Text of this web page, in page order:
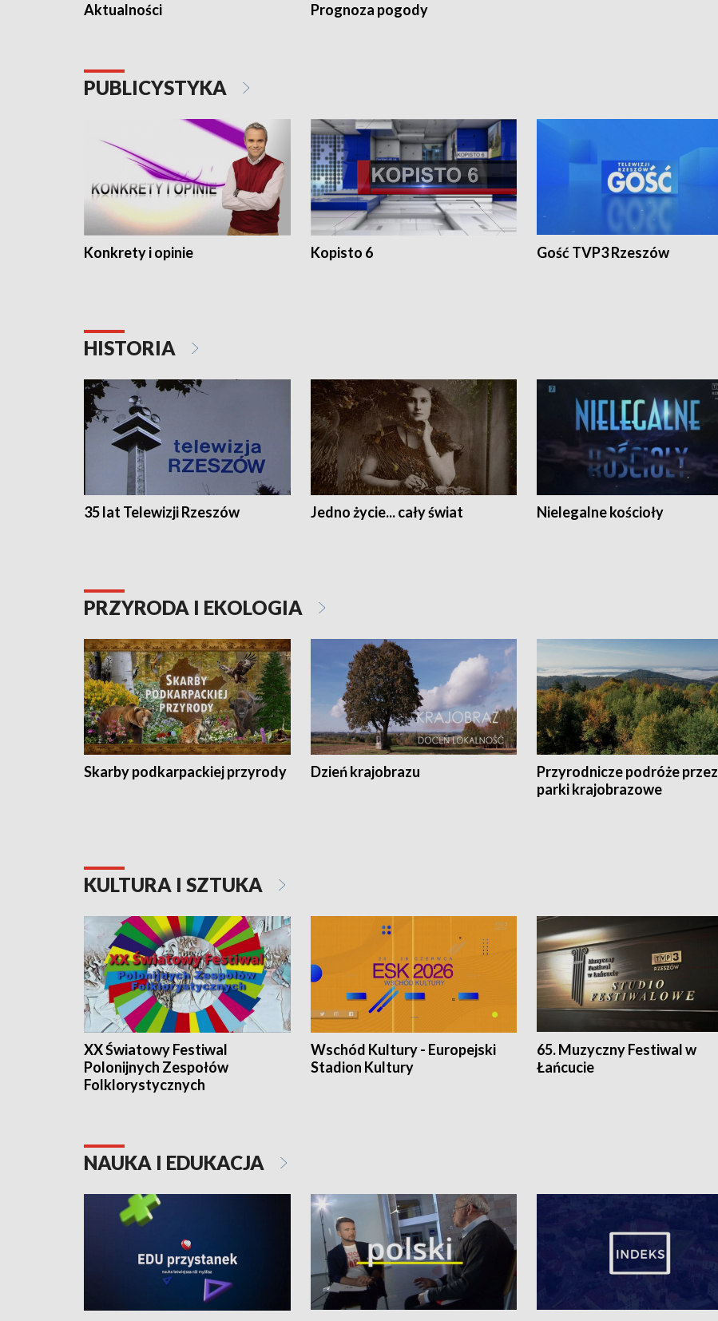
Aktualności Prognoza pogody
PUBLICYSTYKA
Konkrety i opinie Kopisto 6 Gość TVP3 Rzeszów
HISTORIA
35 lat Telewizji Rzeszów Jedno życie... cały świat Nielegalne kościoły
PRZYRODA I EKOLOGIA
Skarby podkarpackiej przyrody Dzień krajobrazu
Przyrodnicze podróże przez
parki krajobrazowe
KULTURA I SZTUKA
XX Światowy Festiwal
Polonijnych Zespołów
Folklorystycznych
Wschód Kultury - Europejski
Stadion Kultury
65. Muzyczny Festiwal w
Łańcucie
NAUKA I EDUKACJA